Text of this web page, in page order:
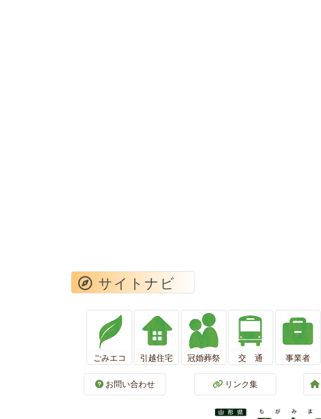
サイトナビ
ごみエコ 引越住宅 冠婚葬祭 交 通 事業者
お問い合わせ リンク集